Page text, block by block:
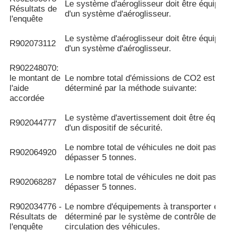
Résultats de
l'enquête
Le système d'aéroglisseur doit être équipé
d'un système d'aéroglisseur.
R902073112
Le système d'aéroglisseur doit être équipé
d'un système d'aéroglisseur.
R902248070:
le montant de
l'aide
accordée
Le nombre total d'émissions de CO2 est
déterminé par la méthode suivante:
R902044777
Le système d'avertissement doit être
d'un dispositif de sécurité.
R902064920
Le nombre total de véhicules ne doit pas
dépasser 5 tonnes.
R902068287
Le nombre total de véhicules ne doit pas
dépasser 5 tonnes.
R902034776 -
Résultats de
l'enquête
Le nombre d'équipements à transporter
déterminé par le système de contrôle de la
circulation des véhicules.